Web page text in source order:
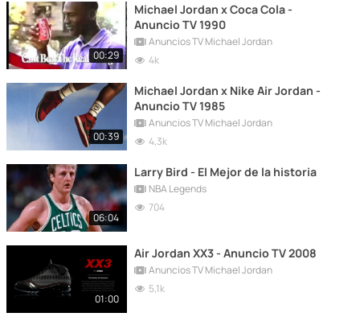
00:29
Michael Jordan x Coca Cola -
Anuncio TV 1990
Anuncios TV Michael Jordan
4k
00:39
Michael Jordan x Nike Air Jordan -
Anuncio TV 1985
Anuncios TV Michael Jordan
4,3k
06:04
Larry Bird - El Mejor de la historia
NBA Legends
704
01:00
Air Jordan XX3 - Anuncio TV 2008
Anuncios TV Michael Jordan
5,1k